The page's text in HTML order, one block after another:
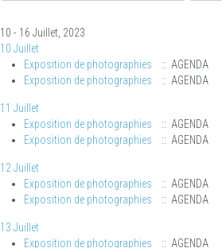
10 - 16 Juillet, 2023
10 Juillet
Exposition de photographies
:: AGENDA
Exposition de photographies
:: AGENDA
11 Juillet
Exposition de photographies
:: AGENDA
Exposition de photographies
:: AGENDA
12 Juillet
Exposition de photographies
:: AGENDA
Exposition de photographies
:: AGENDA
13 Juillet
Exposition de photographies
:: AGENDA